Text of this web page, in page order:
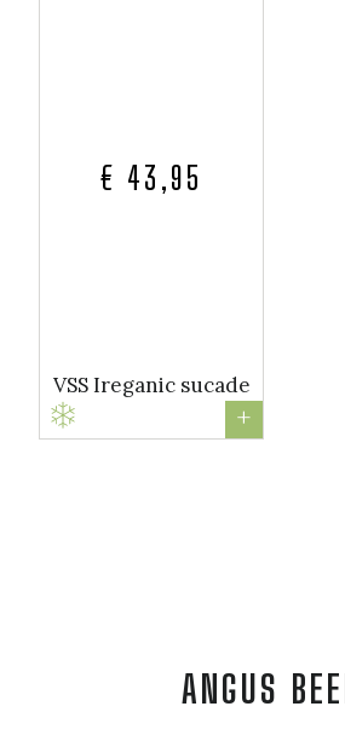
€ 43,95
VSS Ireganic sucade
+
ANGUS